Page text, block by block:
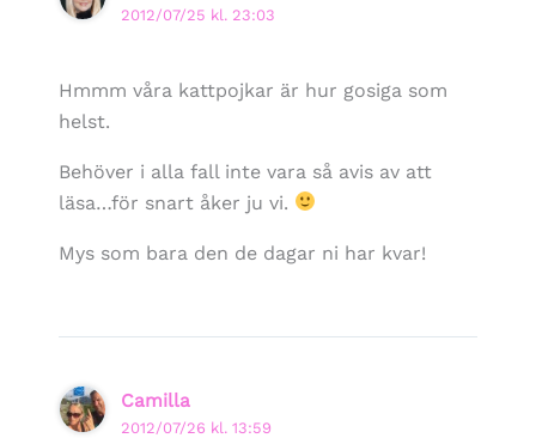
2012/07/25 kl. 23:03
Hmmm våra kattpojkar är hur gosiga som
helst.
Behöver i alla fall inte vara så avis av att
läsa…för snart åker ju vi.
Mys som bara den de dagar ni har kvar!
Camilla
2012/07/26 kl. 13:59